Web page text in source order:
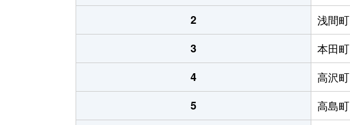
2
浅間町
3
本田町
4
高沢町
5
高島町